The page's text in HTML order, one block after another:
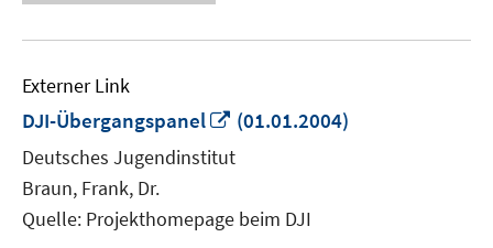
Externer Link
DJI-Übergangspanel
In
Fenster
(01.01.2004)
Deutsches Jugendinstitut
Braun, Frank, Dr.
Quelle: Projekthomepage beim DJI